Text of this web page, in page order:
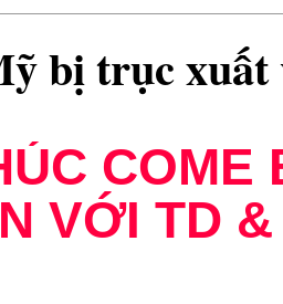
bị trục xuất
VỚI TD